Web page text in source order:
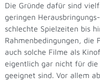
Die Gründe dafür sind
geringen
schlechte Spielzeiten bis
Rahmenbedingungen, die
auch solche Filme als
eigentlich gar nicht für
geeignet sind. Vor allem